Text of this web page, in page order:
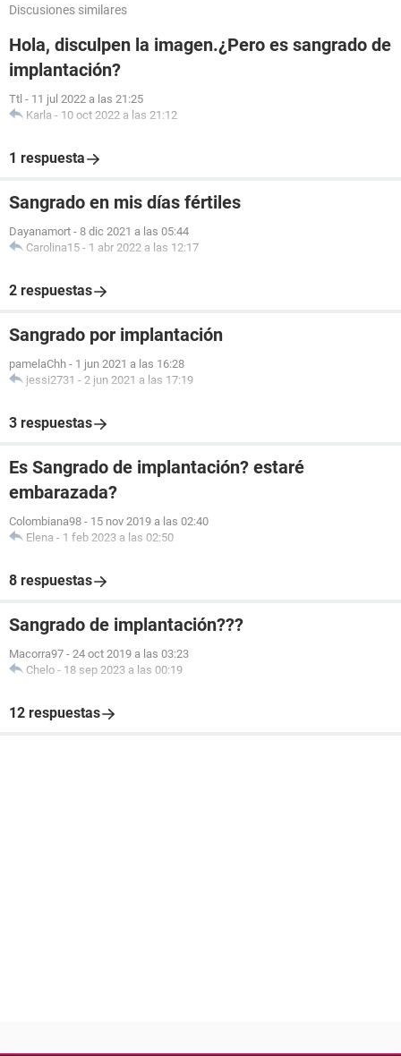
Discusiones similares
Hola, disculpen la imagen.¿Pero es sangrado de
implantación?
Ttl - 11 jul 2022 a las 21:25
Karla - 10 oct 2022 a las 21:12
1 respuesta
Sangrado en mis días fértiles
Dayanamort - 8 dic 2021 a las 05:44
Carolina15 - 1 abr 2022 a las 12:17
2 respuestas
Sangrado por implantación
pamelaChh - 1 jun 2021 a las 16:28
jessi2731 - 2 jun 2021 a las 17:19
3 respuestas
Es Sangrado de implantación? estaré
embarazada?
Colombiana98 - 15 nov 2019 a las 02:40
Elena - 1 feb 2023 a las 02:50
8 respuestas
Sangrado de implantación???
Macorra97 - 24 oct 2019 a las 03:23
Chelo - 18 sep 2023 a las 00:19
12 respuestas